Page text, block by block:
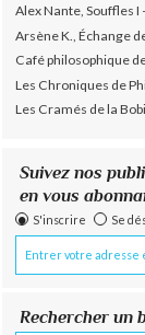
Alex Nante, Souffles
Arsène K., Échange
Café philosophique
Les Chroniques de
Les Cramés de la
Suivez nos
en vous
S'inscrire Se
Rechercher un